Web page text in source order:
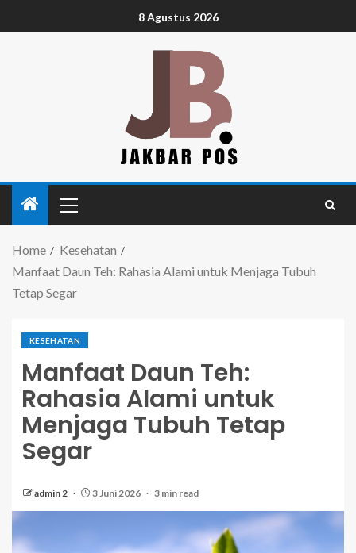
8 Agustus 2026
Home
Kesehatan
Manfaat Daun Teh: Rahasia Alami untuk Menjaga Tubuh
Tetap Segar
KESEHATAN
Manfaat Daun Teh:
Rahasia Alami untuk
Menjaga Tubuh Tetap
Segar
admin 2 3 Juni 2026 3 min read